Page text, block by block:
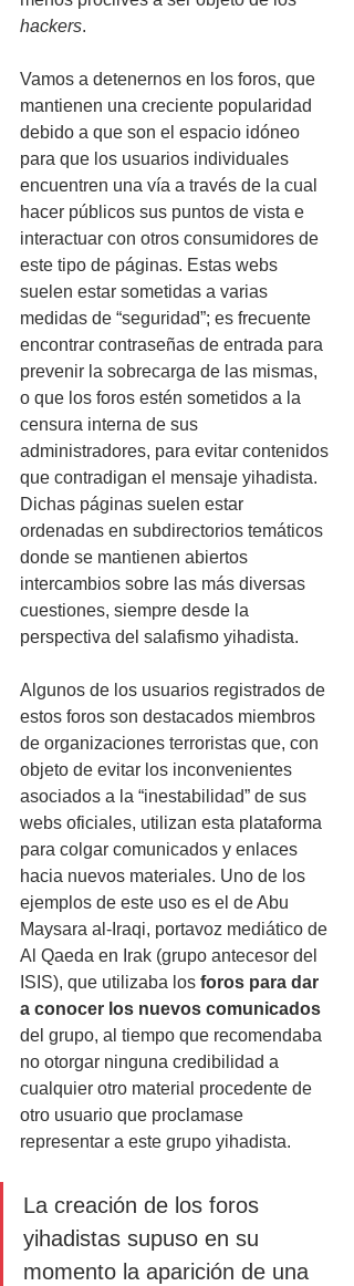
hackers.
Vamos a detenernos en los foros, que
mantienen una creciente popularidad
debido a que son el espacio idóneo
para que los usuarios individuales
encuentren una vía a través de la cual
hacer públicos sus puntos de vista e
interactuar con otros consumidores de
este tipo de páginas. Estas webs
suelen estar sometidas a varias
medidas de “seguridad”; es frecuente
encontrar contraseñas de entrada para
prevenir la sobrecarga de las mismas,
o que los foros estén sometidos a la
censura interna de sus
administradores, para evitar contenidos
que contradigan el mensaje yihadista.
Dichas páginas suelen estar
ordenadas en subdirectorios temáticos
donde se mantienen abiertos
intercambios sobre las más diversas
cuestiones, siempre desde la
perspectiva del salafismo yihadista.
Algunos de los usuarios registrados de
estos foros son destacados miembros
de organizaciones terroristas que, con
objeto de evitar los inconvenientes
asociados a la “inestabilidad” de sus
webs oficiales, utilizan esta plataforma
para colgar comunicados y enlaces
hacia nuevos materiales. Uno de los
ejemplos de este uso es el de Abu
Maysara al-Iraqi, portavoz mediático de
Al Qaeda en Irak (grupo antecesor del
ISIS), que utilizaba los foros para dar
a conocer los nuevos comunicados
del grupo, al tiempo que recomendaba
no otorgar ninguna credibilidad a
cualquier otro material procedente de
otro usuario que proclamase
representar a este grupo yihadista.
La creación de los foros
yihadistas supuso en su
momento la aparición de una